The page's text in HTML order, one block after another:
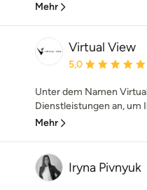
Mehr
Virtual View
Durchschnittliche
5,0
Unter dem Namen
Dienstleistungen an, um
Mehr
Iryna Pivnyuk